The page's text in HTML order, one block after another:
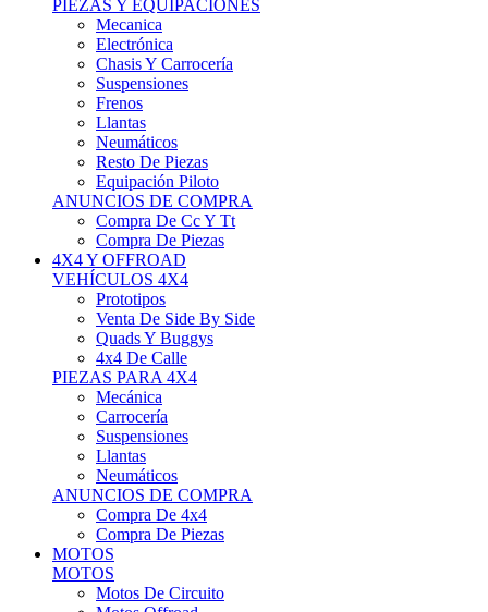
PIEZAS Y EQUIPACIONES
Mecanica
Electrónica
Chasis Y Carrocería
Suspensiones
Frenos
Llantas
Neumáticos
Resto De Piezas
Equipación Piloto
ANUNCIOS DE COMPRA
Compra De Cc Y Tt
Compra De Piezas
4X4 Y OFFROAD
VEHÍCULOS 4X4
Prototipos
Venta De Side By Side
Quads Y Buggys
4x4 De Calle
PIEZAS PARA 4X4
Mecánica
Carrocería
Suspensiones
Llantas
Neumáticos
ANUNCIOS DE COMPRA
Compra De 4x4
Compra De Piezas
MOTOS
MOTOS
Motos De Circuito